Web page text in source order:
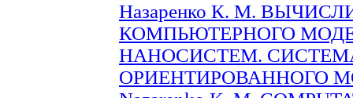
Назаренко К. М.
КОМПЬЮТЕРНОГО
НАНОСИСТЕМ.
ОРИЕНТИРОВАННОГО